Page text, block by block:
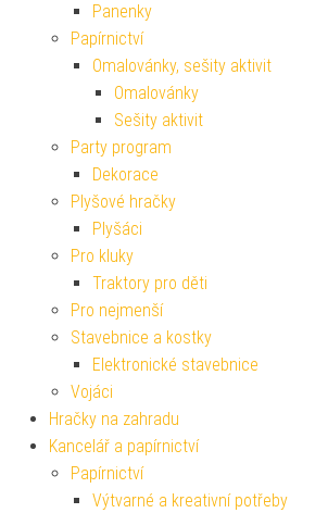
Panenky
Papírnictví
Omalovánky, sešity aktivit
Omalovánky
Sešity aktivit
Party program
Dekorace
Plyšové hračky
Plyšáci
Pro kluky
Traktory pro děti
Pro nejmenší
Stavebnice a kostky
Elektronické stavebnice
Vojáci
Hračky na zahradu
Kancelář a papírnictví
Papírnictví
Výtvarné a kreativní potřeby